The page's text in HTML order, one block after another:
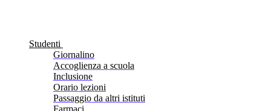
Studenti
Giornalino
Accoglienza a scuola
Inclusione
Orario lezioni
Passaggio da altri istituti